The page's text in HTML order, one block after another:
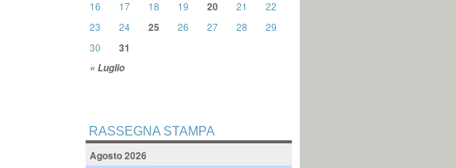
« Luglio
16
17 18 19 20 21
22
23
24 25 26 27 28
29
30
31
RASSEGNA STAMPA
Agosto 2026